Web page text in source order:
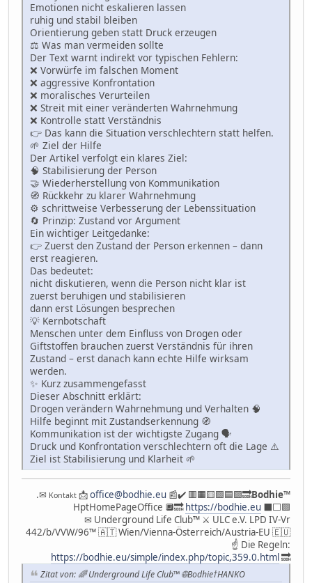
Emotionen nicht eskalieren lassen
ruhig und stabil bleiben
Orientierung geben statt Druck erzeugen
⚖️ Was man vermeiden sollte
Der Text warnt indirekt vor typischen Fehlern:
❌ Vorwürfe im falschen Moment
❌ aggressive Konfrontation
❌ moralisches Verurteilen
❌ Streit mit einer veränderten Wahrnehmung
❌ Kontrolle statt Verständnis
👉 Das kann die Situation verschlechtern statt helfen.
🌱 Ziel der Hilfe
Der Artikel verfolgt ein klares Ziel:
🧠 Stabilisierung der Person
🤝 Wiederherstellung von Kommunikation
🧭 Rückkehr zu klarer Wahrnehmung
⚙️ schrittweise Verbesserung der Lebenssituation
🔄 Prinzip: Zustand vor Argument
Ein wichtiger Leitgedanke:
👉 Zuerst den Zustand der Person erkennen – dann
erst reagieren.
Das bedeutet:
nicht diskutieren, wenn die Person nicht klar ist
zuerst beruhigen und stabilisieren
dann erst Lösungen besprechen
💡 Kernbotschaft
Menschen unter dem Einfluss von Drogen oder
Giftstoffen brauchen zuerst Verständnis für ihren
Zustand – erst danach kann echte Hilfe wirksam
werden.
✨ Kurz zusammengefasst
Dieser Abschnitt erklärt:
Drogen verändern Wahrnehmung und Verhalten 🧠
Hilfe beginnt mit Zustandserkennung 🧭
Kommunikation ist der wichtigste Zugang 🗣
Druck und Konfrontation verschlechtern oft die Lage ⚠️
Ziel ist Stabilisierung und Klarheit 🌱
.✉ Kontakt 📩office@bodhie.eu 📰✔️ 🟥🟧🟨🟩🟦🟪🔜Bodhie™
HptHomePageOffice 🔲🔜 https://bodhie.eu ⬛️⬜️🟪
✉ Underground Life Club™ ⚔ ULC e.V. LPD IV-Vr
442/b/VVW/96™ 🇦🇹 Wien/Vienna-Österreich/Austria-EU 🇪🇺
☝ Die Regeln:
https://bodhie.eu/simple/index.php/topic,359.0.html 🔜
Zitat von: 🌈 Underground Life Club™ 🌐Bodhie†HANKO